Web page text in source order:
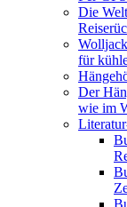
Die
für
Der
wie im